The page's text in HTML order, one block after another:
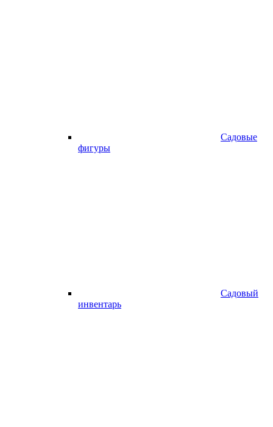
Садовые
фигуры
Садовый
инвентарь